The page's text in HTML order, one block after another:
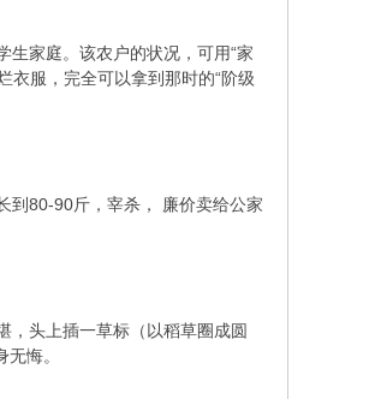
家庭。该农户的状况，可用“家
衣服，完全可以拿到那时的“阶级
80-90斤，宰杀， 廉价卖给公家
头上插一草标（以稻草圈成圆
悔。